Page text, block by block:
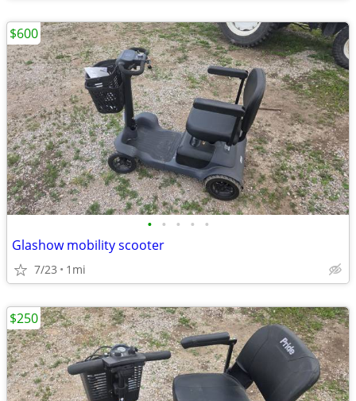
• • • • •
Glashow mobility scooter
7/23 1mi
$600
$250